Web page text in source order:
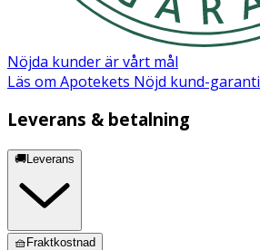
Nöjda kunder är vårt mål
Läs om Apotekets Nöjd kund-garanti
Leverans & betalning
🚚Leverans
🧺Fraktkostnad